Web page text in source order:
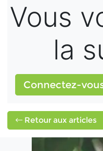
Vous
la
Connectez-
Retour aux articles